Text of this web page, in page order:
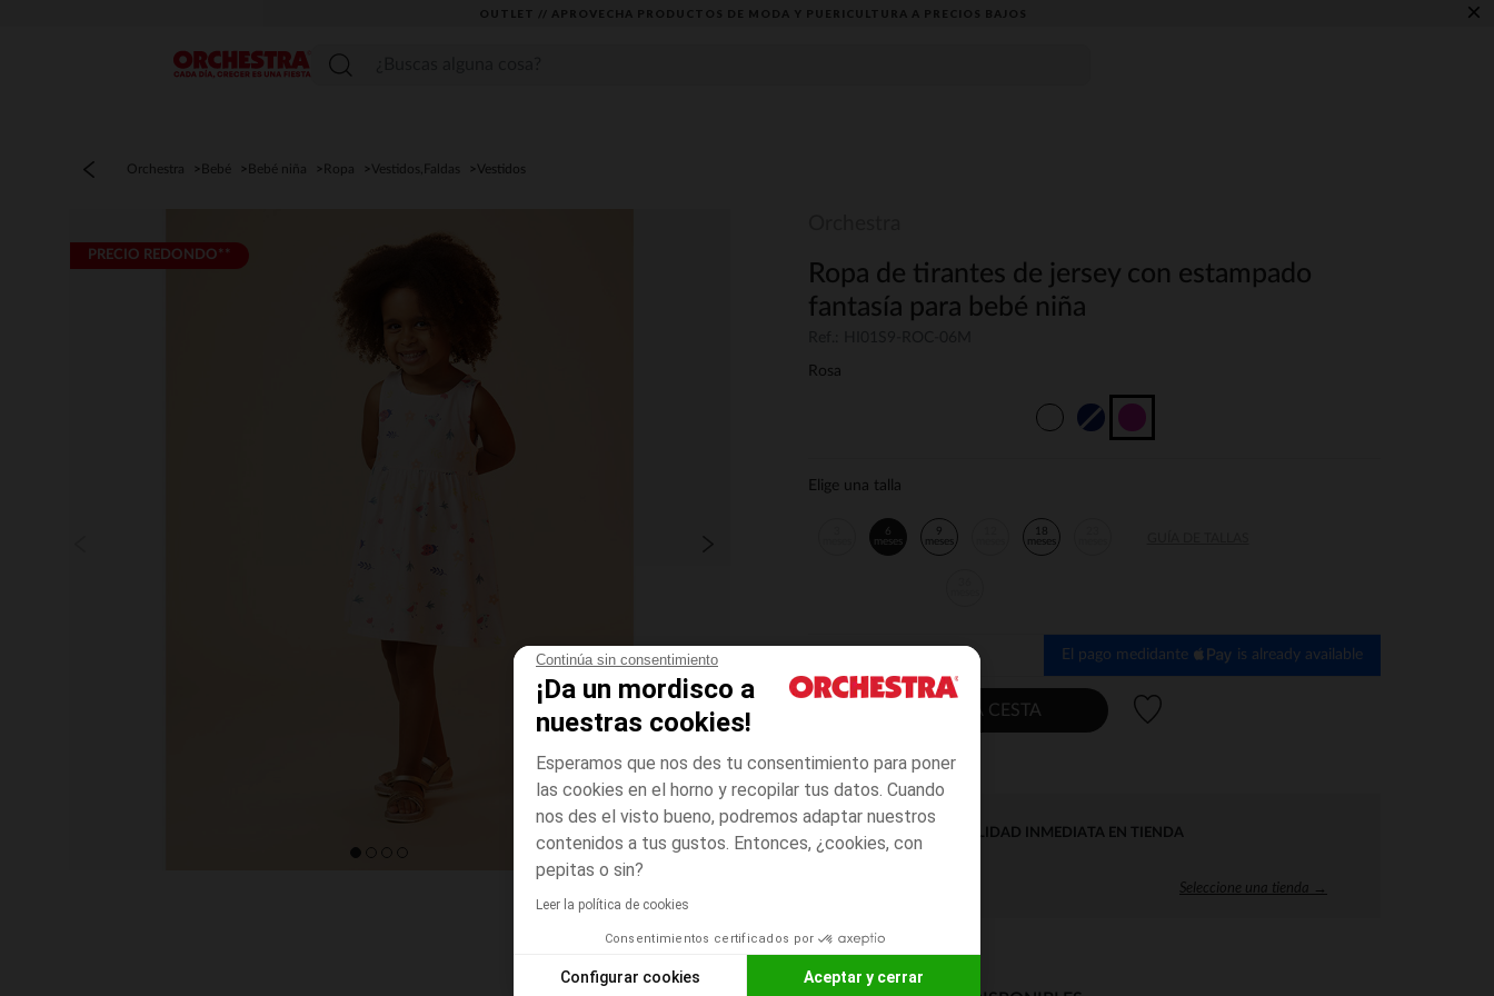
Continúa sin consentimiento
¡Da un mordisco a
nuestras cookies!
Esperamos que nos des tu consentimiento para poner
las cookies en el horno y recopilar tus datos. Cuando
nos des el visto bueno, podremos adaptar nuestros
contenidos a tus gustos. Entonces, ¿cookies, con
pepitas o sin?
Leer la política de cookies
Consentimientos certificados por
Configurar cookies Aceptar y cerrar
OUTLET // APROVECHA PRODUCTOS DE MODA Y PUERICULTURA A PRECIOS BAJOS ×
Menú
Orchestra Bebé Bebé niña Ropa Vestidos,Faldas Vestidos
PRECIO REDONDO**
Ropa de tirantes de jersey con estampado
fantasía para bebé niña
Rosa
Elige una talla
6
meses
9
meses
18
meses
El pago medidante is already available
AÑADIR A LA CESTA
DISPONIBILIDAD INMEDIATA EN TIENDA
Seleccione una tienda →